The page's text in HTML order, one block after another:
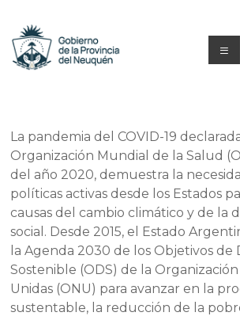
contenido
y
Formación
Neuquén
La pandemia del COVID-19
Organización Mundial de la Salud
del año 2020, demuestra la
políticas activas desde los Estados
causas del cambio climático y de la
social. Desde 2015, el Estado
la Agenda 2030 de los Objetivos de
Sostenible (ODS) de la
Unidas (ONU) para avanzar en la
sustentable, la reducción de la